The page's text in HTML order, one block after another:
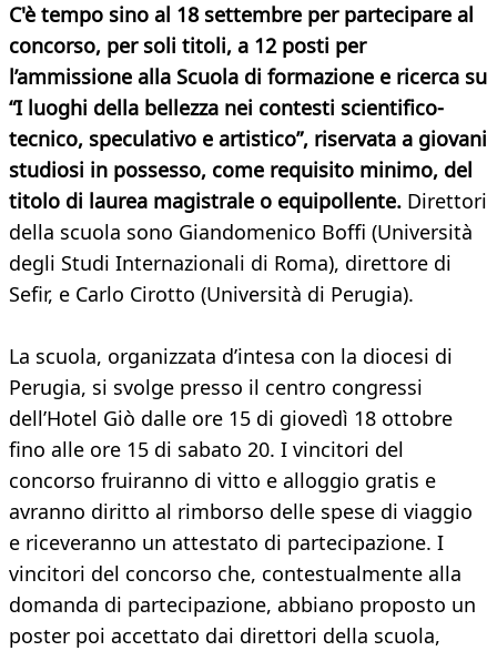
C'è tempo sino al 18 settembre per partecipare al
concorso, per soli titoli, a 12 posti per
l’ammissione alla Scuola di formazione e ricerca su
“I luoghi della bellezza nei contesti scientifico-
tecnico, speculativo e artistico”, riservata a giovani
studiosi in possesso, come requisito minimo, del
titolo di laurea magistrale o equipollente. Direttori
della scuola sono Giandomenico Boffi (Università
degli Studi Internazionali di Roma), direttore di
Sefir, e Carlo Cirotto (Università di Perugia).
La scuola, organizzata d’intesa con la diocesi di
Perugia, si svolge presso il centro congressi
dell’Hotel Giò dalle ore 15 di giovedì 18 ottobre
fino alle ore 15 di sabato 20. I vincitori del
concorso fruiranno di vitto e alloggio gratis e
avranno diritto al rimborso delle spese di viaggio
e riceveranno un attestato di partecipazione. I
vincitori del concorso che, contestualmente alla
domanda di partecipazione, abbiano proposto un
poster poi accettato dai direttori della scuola,